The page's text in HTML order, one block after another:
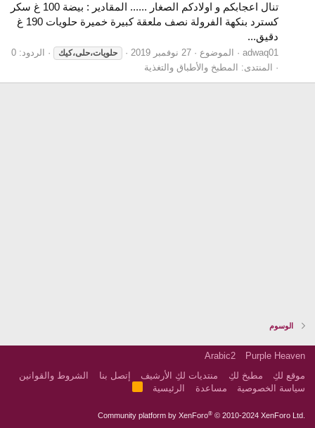
تنال اعجابكم و اولادكم الصغار ...... المقادير : بيضة 100 غ سكر
كسترد بنكهة الفرولة نصف ملعقة كبيرة خميرة حلويات 190 غ
دقيق...
adwaq01 الموضوع 27 نوفمبر 2019 حلويات،حلى،كيك
الردود: 0
المنتدى:
المطبخ والأطباق والتغذية
الوسوم
Purple Heaven
Arabic2
موقع لكِ
مطبخ لكِ منتديات لكِ الأرشيف إتصل بنا
الشروط والقوانين
سياسة الخصوصية
مساعدة الرئيسية
Community platform by XenForo® © 2010-2024 XenForo Ltd.